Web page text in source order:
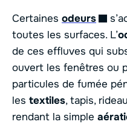
Certaines odeurs
toutes les surfaces. L’
de ces effluves qui
ouvert les fenêtres ou
particules de fumée
les textiles, tapis,
rendant la simple